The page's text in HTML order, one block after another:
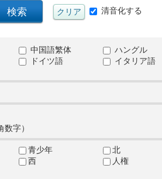
清音化する
中国語繁体 ハングル
ドイツ語 イタリア語
字）
青少年 北
西 人権